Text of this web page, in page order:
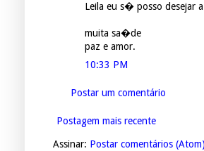
Leila eu s� posso desejar
muita sa�de
paz e amor.
10:33 PM
Postar um comentário
Postagem mais recente
Assinar: Postar comentários (Atom)